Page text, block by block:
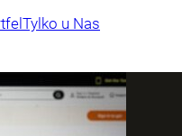
Tylko u Nas